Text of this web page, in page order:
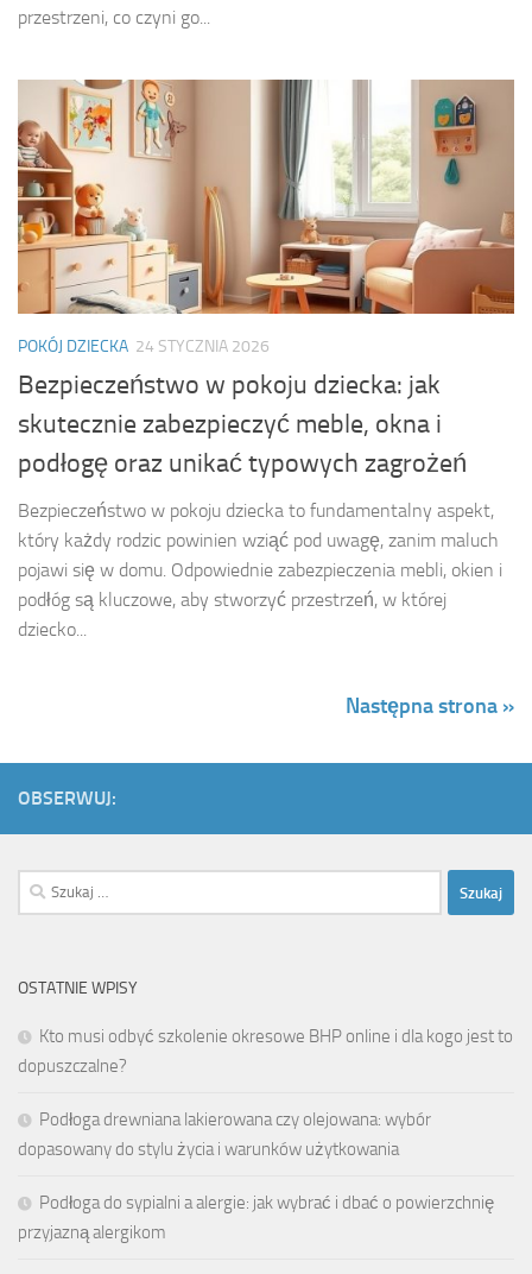
przestrzeni, co czyni go...
POKÓJ DZIECKA 24 STYCZNIA 2026
Bezpieczeństwo w pokoju dziecka: jak
skutecznie zabezpieczyć meble, okna i
podłogę oraz unikać typowych zagrożeń
Bezpieczeństwo w pokoju dziecka to fundamentalny aspekt,
który każdy rodzic powinien wziąć pod uwagę, zanim maluch
pojawi się w domu. Odpowiednie zabezpieczenia mebli, okien i
podłóg są kluczowe, aby stworzyć przestrzeń, w której
dziecko...
Następna strona »
OBSERWUJ:
Szukaj:
OSTATNIE WPISY
Kto musi odbyć szkolenie okresowe BHP online i dla kogo jest to
dopuszczalne?
Podłoga drewniana lakierowana czy olejowana: wybór
dopasowany do stylu życia i warunków użytkowania
Podłoga do sypialni a alergie: jak wybrać i dbać o powierzchnię
przyjazną alergikom